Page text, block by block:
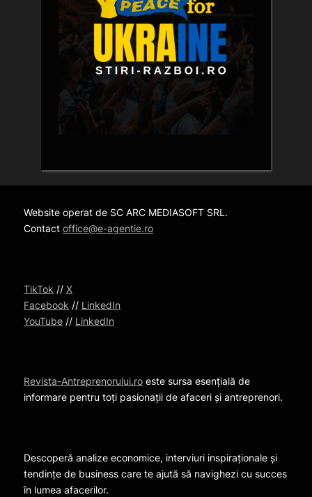
Website operat de SC ARC MEDIASOFT SRL.
Contact office@e-agentie.ro
TikTok // X
Facebook // LinkedIn
YouTube // LinkedIn
Revista-Antreprenorului.ro este sursa esențială de
informare pentru toți pasionații de afaceri și antreprenori.
Descoperă analize economice, interviuri inspiraționale și
tendințe de business care te ajută să navighezi cu succes
în lumea afacerilor.